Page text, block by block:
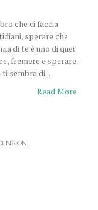
che ci faccia
sperare che
di te è uno di quei
fremere e sperare.
sembra di...
Read More